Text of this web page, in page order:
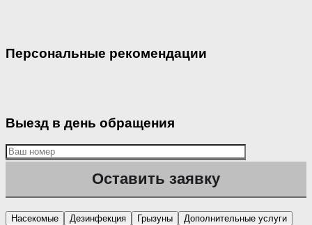
Персональные рекомендации
Выезд в день обращения
Насекомые Дезинфекция Грызуны
Дополнительные услуги